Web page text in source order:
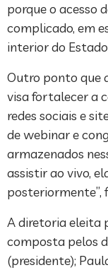
porque o acesso
complicado, em
interior do
Outro ponto que
visa fortalecer a
redes sociais e
de webinar e
armazenados
assistir ao vivo,
posteriormente”,
A diretoria eleita
composta pelos
(presidente);